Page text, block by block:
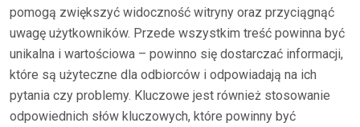
pomogą zwiększyć widoczność witryny oraz przyciągnąć
uwagę użytkowników. Przede wszystkim treść powinna być
unikalna i wartościowa – powinno się dostarczać informacji,
które są użyteczne dla odbiorców i odpowiadają na ich
pytania czy problemy. Kluczowe jest również stosowanie
odpowiednich słów kluczowych, które powinny być